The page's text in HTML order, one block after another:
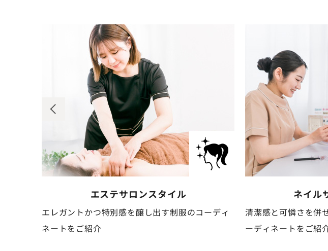
ネイルサロンスタイル
清潔感と可憐さを併せ持つ、作業しやすい制服のコ
ーディネートをご紹介
ケア
落ち着いた安心感と
ディネートをご紹介